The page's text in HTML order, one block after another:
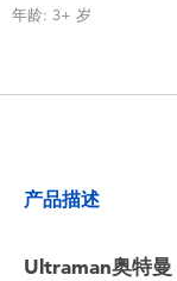
年龄: 3+ 岁
产品描述
Ultraman奥特曼